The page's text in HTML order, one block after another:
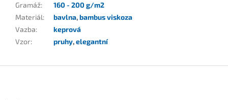
Gramáž:
160 - 200 g/m2
Materiál: bavlna,bambus viskoza
Vazba:
keprová
Vzor: pruhy,elegantní